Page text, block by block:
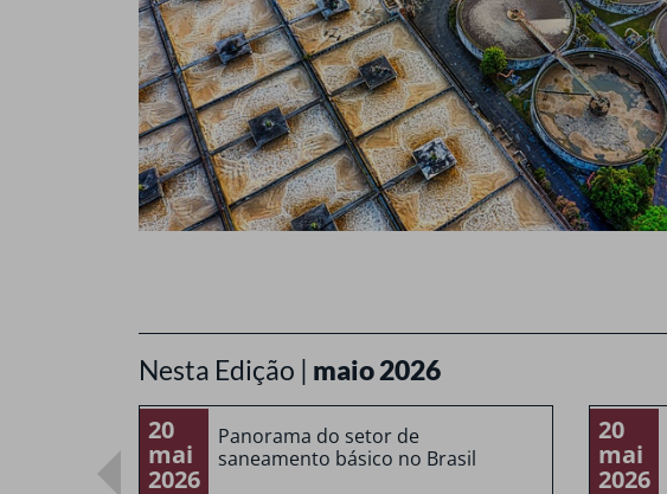
Nesta Edição | maio 2026
20
mai
2026
Panorama do setor de
saneamento básico no Brasil
20
mai
2026